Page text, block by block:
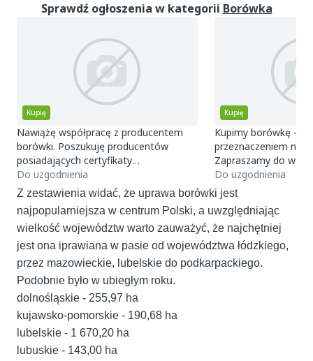
Sprawdź ogłoszenia w kategorii Borówka
Kupię
Nawiążę współpracę z producentem
borówki. Poszukuję producentów
posiadających certyfikaty
GLOBALG.A.P. Interesują mnie ilości
paletowe Borowka w skrz
Do uzgodnienia
Kupię
Kupimy borówkę -
przeznaczeniem na
Zapraszamy do
Do uzgodnienia
Z zestawienia widać, że uprawa borówki jest
najpopularniejsza w centrum Polski, a uwzględniając
wielkość województw warto zauważyć, że najchętniej
jest ona iprawiana w pasie od województwa łódzkiego,
przez mazowieckie, lubelskie do podkarpackiego.
Podobnie było w ubiegłym roku.
dolnośląskie - 255,97 ha
kujawsko-pomorskie - 190,68 ha
lubelskie - 1 670,20 ha
lubuskie - 143,00 ha